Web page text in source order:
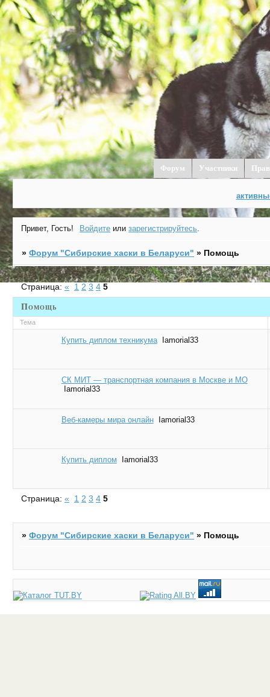
Форум Участники
Привет, Гость! Войдите илизарегистрируйтесь.
»Форум "Cибирские хаски в Беларуси" » Помощь
Помощь
Страница:« 1 2 3 4 5
Тема
Купить диплом техникума Iamorial33
СК МИТ — транспортная компания в Москве и МО
Iamorial33
Веб-камеры мира онлайн Iamorial33
Купить диплом Iamorial33
Страница:« 1 2 3 4 5
»Форум "Cибирские хаски в Беларуси" » Помощь